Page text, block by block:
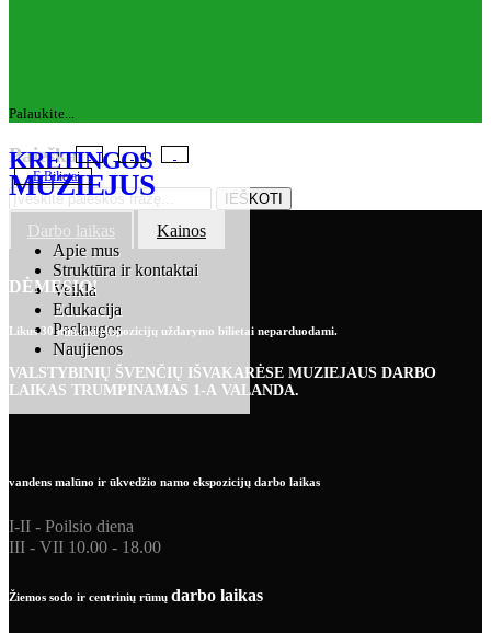
Palaukite...
KRETINGOS
MUZIEJUS
Apie mus
Struktūra ir kontaktai
Veikla
Edukacija
Paslaugos
Naujienos
E.Bilietai
Paieška
Darbo laikas Kainos
DĖMESIO!
Likus 30 min. iki ekspozicijų uždarymo bilietai neparduodami.
VALSTYBINIŲ ŠVENČIŲ IŠVAKARĖSE MUZIEJAUS DARBO
LAIKAS TRUMPINAMAS 1-A VALANDA.
vandens malūno ir ūkvedžio namo ekspozicijų darbo laikas
I-II - Poilsio diena
III - VII 10.00 - 18.00
Žiemos sodo ir centrinių rūmų darbo laikas